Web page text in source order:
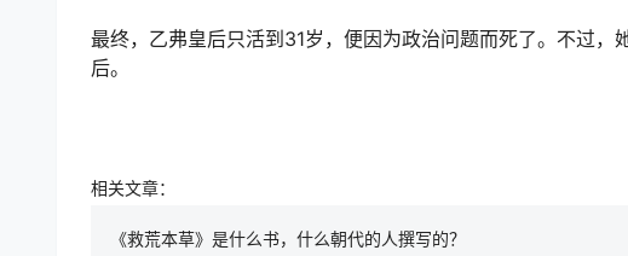
最终，乙弗皇后只活到31岁，便因为政治问题而死了。不过
后。
相关文章：
《救荒本草》是什么书，什么朝代的人撰写的？